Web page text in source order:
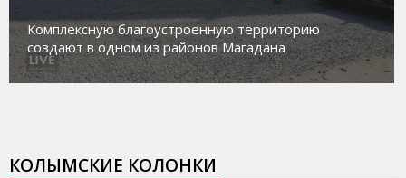
Магадан присоединился к пилотному проекту по
работе с несовершеннолетними из групп
социального риска «Переправа»
КОЛЫМСКИЕ КОЛОНКИ